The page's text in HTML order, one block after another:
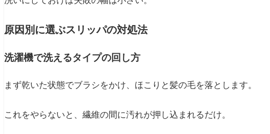
原因別に選ぶスリッパの対処法
洗濯機で洗えるタイプの回し方
まず乾いた状態でブラシをかけ、ほこりと髪の毛を落とします。
これをやらないと、繊維の間に汚れが押し込まれるだけ。